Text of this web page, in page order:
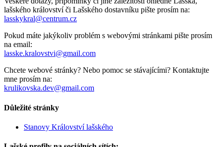
lašského království či Lašského dostavníku pište prosím na:
lasskykral@centrum.cz
Pokud máte jakýkoliv problém s webovými stránkami pište prosím
na email:
lasske.kralovstvi@gmail.com
Chcete webové stránky? Nebo pomoc se stávajícími? Kontaktujte
mne prosím na:
krulikovska.dev@gmail.com
Důležité stránky
Stanovy Království lašského